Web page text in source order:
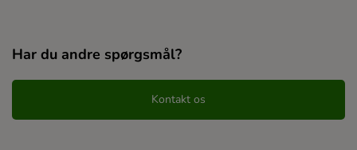
Har du andre spørgsmål?
Kontakt os